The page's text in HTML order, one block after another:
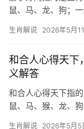
鼠、马、龙、狗；
似懒散、实则大智
生肖解说 2026年5月
和合人心得天下
义解答
和合人心得天下指
鼠、马、猴、龙、
生肖解说 2026年5月5